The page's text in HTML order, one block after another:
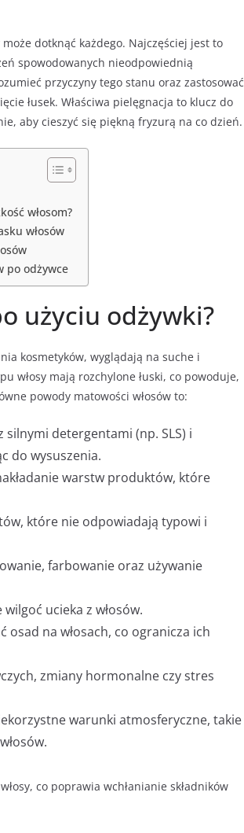
dotknąć każdego. Najczęściej jest to
spowodowanych nieodpowiednią
przyczyny tego stanu oraz zastosować
łusek. Właściwa pielęgnacja to klucz do
aby cieszyć się piękną fryzurą na co dzień.
włosom?
włosów
po odżywce
użyciu odżywki?
kosmetyków, wyglądają na suche i
włosy mają rozchylone łuski, co powoduje,
powody matowości włosów to:
detergentami (np. SLS) i
do wysuszenia.
warstw produktów, które
które nie odpowiadają typowi i
farbowanie oraz używanie
ucieka z włosów.
osad na włosach, co ogranicza ich
zmiany hormonalne czy stres
warunki atmosferyczne, takie
co poprawia wchłanianie składników